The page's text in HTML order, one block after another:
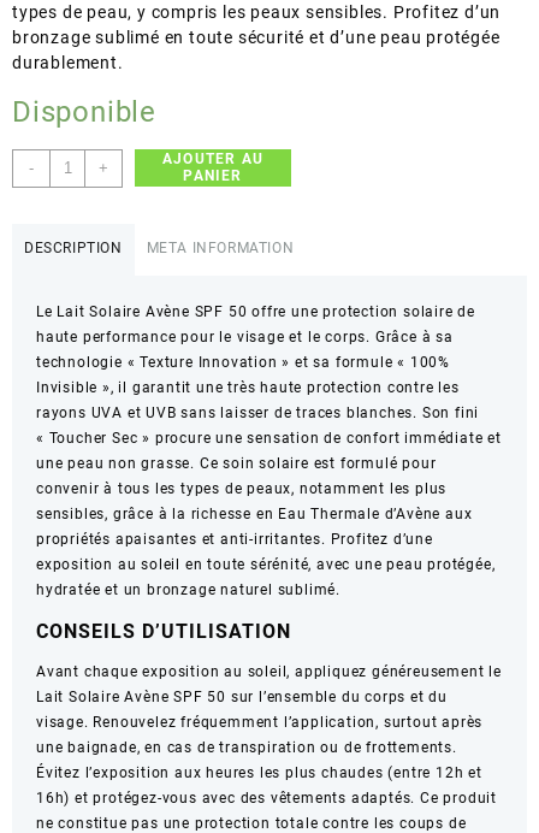
types de peau, y compris les peaux sensibles. Profitez d’un
bronzage sublimé en toute sécurité et d’une peau protégée
durablement.
Disponible
-
quantité
de
Sun
Care
Lotion
100%
Invisible
–
Haute
protection
SPF
50
–
100
+
AJOUTER AU
PANIER
DESCRIPTION META INFORMATION
Le Lait Solaire Avène SPF 50 offre une protection solaire de
haute performance pour le visage et le corps. Grâce à sa
technologie « Texture Innovation » et sa formule « 100%
Invisible », il garantit une très haute protection contre les
rayons UVA et UVB sans laisser de traces blanches. Son fini
« Toucher Sec » procure une sensation de confort immédiate et
une peau non grasse. Ce soin solaire est formulé pour
convenir à tous les types de peaux, notamment les plus
sensibles, grâce à la richesse en Eau Thermale d’Avène aux
propriétés apaisantes et anti-irritantes. Profitez d’une
exposition au soleil en toute sérénité, avec une peau protégée,
hydratée et un bronzage naturel sublimé.
CONSEILS D’UTILISATION
Avant chaque exposition au soleil, appliquez généreusement le
Lait Solaire Avène SPF 50 sur l’ensemble du corps et du
visage. Renouvelez fréquemment l’application, surtout après
une baignade, en cas de transpiration ou de frottements.
Évitez l’exposition aux heures les plus chaudes (entre 12h et
16h) et protégez-vous avec des vêtements adaptés. Ce produit
ne constitue pas une protection totale contre les coups de